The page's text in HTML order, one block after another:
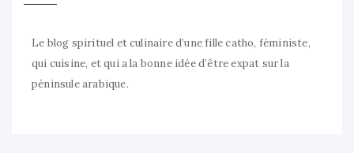
Le blog spirituel et culinaire d’une fille catho, féministe,
qui cuisine, et qui a la bonne idée d’être expat sur la
péninsule arabique.